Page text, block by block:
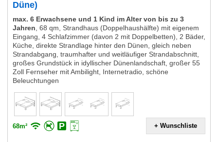
Düne)
max. 6 Erwachsene und 1 Kind im Alter von bis zu 3
Jahren 68 qm, Strandhaus (Doppelhaushälfte) mit eigenem
Eingang, 4 Schlafzimmer (davon 2 mit Doppelbetten), 2 Bäder,
Küche, direkte Strandlage hinter den Dünen, gleich neben
Strandabgang, traumhafter und weitläufiger Strandabschnitt,
großes Grundstück in idyllischer Dünenlandschaft, großer 55
Zoll Fernseher mit Ambilight, Internetradio, schöne
Beleuchtungen
68m² + Wunschliste